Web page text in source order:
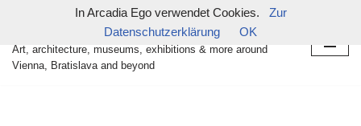
Zum
Inhalt
in arcadia ego
Art, architecture, museums, exhibitions & more around
Vienna, Bratislava and beyond
In Arcadia Ego verwendet Cookies.
Zur
Datenschutzerklärung
OK